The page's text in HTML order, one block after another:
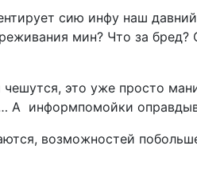
сию инфу наш
мин? Что за
это уже просто
А информпомойки
возможностей